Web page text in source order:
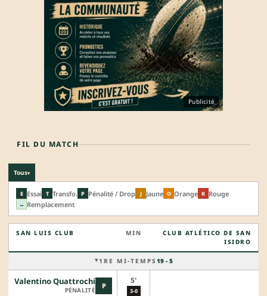
Publicité
FIL DU MATCH
Tous▾
E Essai T Transfo. P Pénalité / Drop J Jaune O Orange R Rouge
↔ Remplacement
SAN LUIS CLUB MIN
CLUB ATLÉTICO DE SAN
ISIDRO
1RE MI-TEMPS 19 - 5
P
Valentino Quattrochi
PÉNALITÉ
5'
3-0